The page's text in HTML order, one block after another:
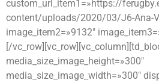
custom_url_item1=»https://
content/uploads/2020/03/J6-Ana-
image_item2=»9132″
[/
media_size_image_height=»300″
media_size_image_width=»300″